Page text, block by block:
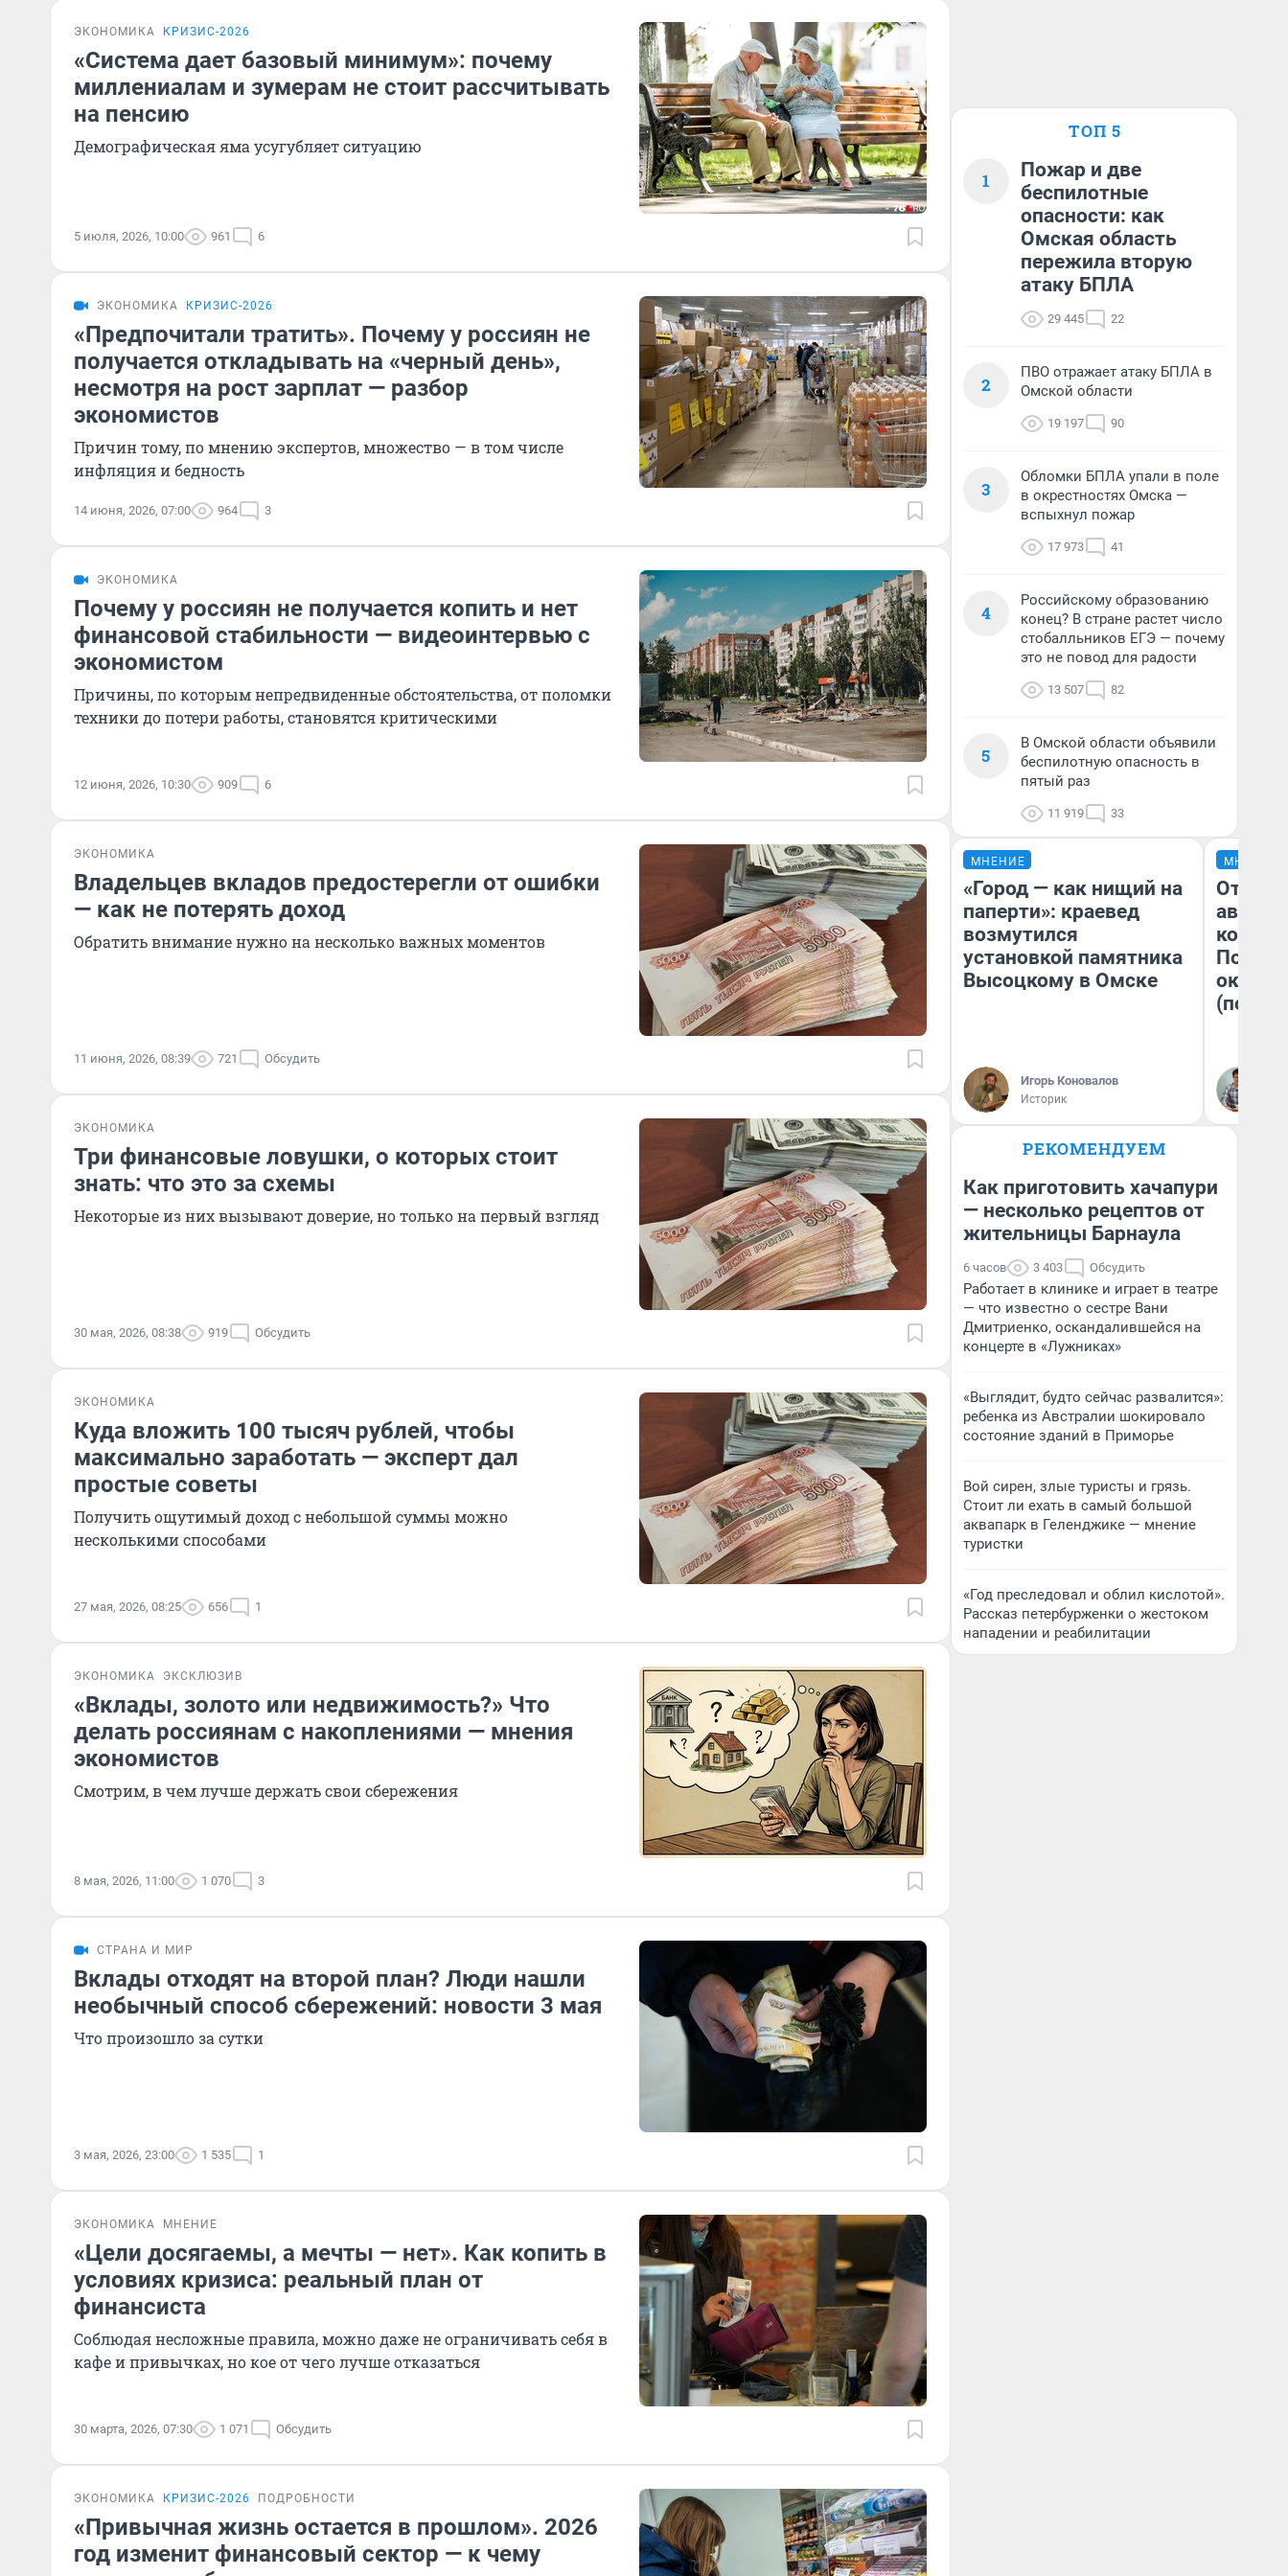
ЭКОНОМИКА КРИЗИС-2026
«Система дает базовый минимум»: почему
миллениалам и зумерам не стоит рассчитывать
на пенсию
Демографическая яма усугубляет ситуацию
5 июля, 2026, 10:00 961 6
ЭКОНОМИКА КРИЗИС-2026
«Предпочитали тратить». Почему у россиян не
получается откладывать на «черный день»,
несмотря на рост зарплат — разбор
экономистов
Причин тому, по мнению экспертов, множество — в том числе
инфляция и бедность
14 июня, 2026, 07:00 964 3
ЭКОНОМИКА
Почему у россиян не получается копить и нет
финансовой стабильности — видеоинтервью с
экономистом
Причины, по которым непредвиденные обстоятельства, от поломки
техники до потери работы, становятся критическими
12 июня, 2026, 10:30 909 6
ЭКОНОМИКА
Владельцев вкладов предостерегли от ошибки
— как не потерять доход
Обратить внимание нужно на несколько важных моментов
11 июня, 2026, 08:39 721 Обсудить
ЭКОНОМИКА
Три финансовые ловушки, о которых стоит
знать: что это за схемы
Некоторые из них вызывают доверие, но только на первый взгляд
30 мая, 2026, 08:38 919 Обсудить
ЭКОНОМИКА
Куда вложить 100 тысяч рублей, чтобы
максимально заработать — эксперт дал
простые советы
Получить ощутимый доход с небольшой суммы можно
несколькими способами
27 мая, 2026, 08:25 656 1
ЭКОНОМИКА ЭКСКЛЮЗИВ
«Вклады, золото или недвижимость?» Что
делать россиянам с накоплениями — мнения
экономистов
Смотрим, в чем лучше держать свои сбережения
8 мая, 2026, 11:00 1 070 3
СТРАНА И МИР
Вклады отходят на второй план? Люди нашли
необычный способ сбережений: новости 3 мая
Что произошло за сутки
3 мая, 2026, 23:00 1 535 1
ЭКОНОМИКА МНЕНИЕ
«Цели досягаемы, а мечты — нет». Как копить в
условиях кризиса: реальный план от
финансиста
Соблюдая несложные правила, можно даже не ограничивать себя в
кафе и привычках, но кое от чего лучше отказаться
30 марта, 2026, 07:30 1 071 Обсудить
ЭКОНОМИКА КРИЗИС-2026 ПОДРОБНОСТИ
«Привычная жизнь остается в прошлом». 2026
год изменит финансовый сектор — к чему
ТОП 5
1
Пожар и две
беспилотные
опасности: как
Омская область
пережила вторую
атаку БПЛА
29 445 22
2
ПВО отражает атаку БПЛА в
Омской области
19 197 90
3
Обломки БПЛА упали в поле
в окрестностях Омска —
вспыхнул пожар
17 973 41
4
Российскому образованию
конец? В стране растет число
стобалльников ЕГЭ — почему
это не повод для радости
13 507 82
5
В Омской области объявили
беспилотную опасность в
пятый раз
11 919 33
МНЕНИЕ
«Город — как нищий на
паперти»: краевед
возмутился
установкой памятника
Высоцкому в Омске
Игорь Коновалов
Историк
МНЕНИЕ
От
(почти
РЕКОМЕНДУЕМ
Как приготовить хачапури
— несколько рецептов от
жительницы Барнаула
6 часов 3 403 Обсудить
Работает в клинике и играет в театре
— что известно о сестре Вани
Дмитриенко, оскандалившейся на
концерте в «Лужниках»
«Выглядит, будто сейчас развалится»:
ребенка из Австралии шокировало
состояние зданий в Приморье
Вой сирен, злые туристы и грязь.
Стоит ли ехать в самый большой
аквапарк в Геленджике — мнение
туристки
«Год преследовал и облил кислотой».
Рассказ петербурженки о жестоком
нападении и реабилитации